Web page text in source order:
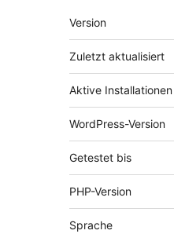
Meta
Version
Zuletzt aktualisiert
Aktive Installationen
WordPress-Version
Getestet bis
PHP-Version
Sprache